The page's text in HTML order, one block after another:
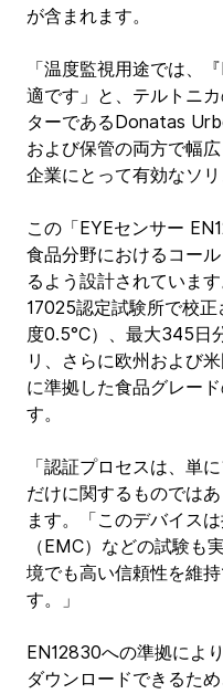
が含まれます。
「温度監視用途では、
適です」と、テルトニ
ターであるDonatas
および保管の両方で幅
企業にとって有効なソリ
この「EYEセンサー
食品分野におけるコー
るよう設計されていま
17025認定試験所で校
度0.5°C）、最大345日
リ、さらに欧州および
に準拠した食品グレー
す。
「認証プロセスは、単
だけに関するものでは
ます。「このデバイス
（EMC）などの試験も
境でも高い信頼性を維
す。」
EN12830への準拠によ
ダウンロードできるた